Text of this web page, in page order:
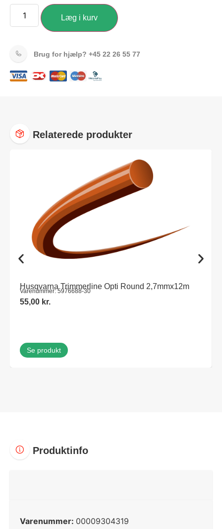
Læg i kurv
Brug for hjælp? +45 22 26 55 77
Relaterede produkter
Husqvarna Trimmerline Opti Round 2,7mmx12m
Varenummer: 5976688-30
55,00 kr.
Se produkt
Produktinfo
Varenummer: 00009304319